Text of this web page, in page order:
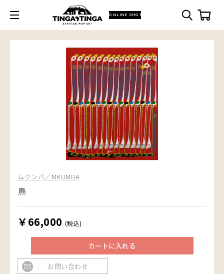
ONLINE SHOP
ムクンバ／MKUMBA
鳥
￥66,000 (税込)
カートに入れる
お問い合わせ